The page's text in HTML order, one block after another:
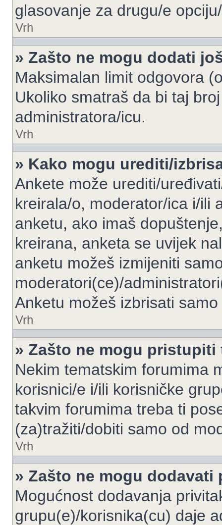
glasovanje za drugu/e
Vrh
» Zašto ne mogu dodati
Maksimalan limit odgovora
Ukoliko smatraš da bi taj
administratora/icu.
Vrh
» Kako mogu urediti/
Ankete može urediti/
kreirala/o, moderator/ica i/ili
anketu, ako imaš
kreirana, anketa se uvijek
anketu možeš izmijeniti
moderatori(ce)/
Anketu možeš izbrisati
Vrh
» Zašto ne mogu
Nekim tematskim forumima
korisnici/e i/ili korisničke
takvim forumima treba ti
(za)tražiti/dobiti samo od
Vrh
» Zašto ne mogu dodavati
Mogućnost dodavanja
grupu(e)/korisnika(cu) daje